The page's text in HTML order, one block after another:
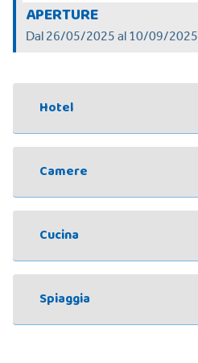
APERTURE
Dal 26/05/2025 al 10/09/2025
Hotel
Camere
Cucina
Spiaggia